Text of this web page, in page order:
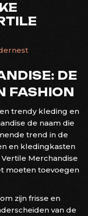
DE
FASHION
trendy kleding en
de naam die
trend in de
en kledingkasten
Merchandise
moeten toevoegen
zijn frisse en
van de